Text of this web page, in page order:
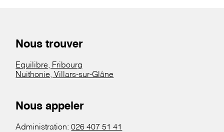
Nous trouver
Equilibre, Fribourg
Nuithonie, Villars-sur-Glâne
Nous appeler
Administration:026 407 51 41